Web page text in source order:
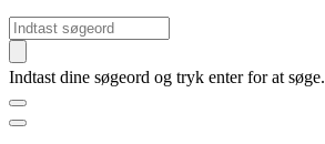
Søg
Indtast dine søgeord og tryk enter for at søge.